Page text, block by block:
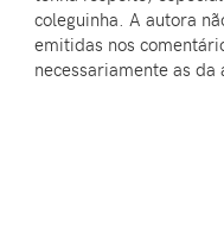
coleguinha. A autora
emitidas nos
necessariamente as da